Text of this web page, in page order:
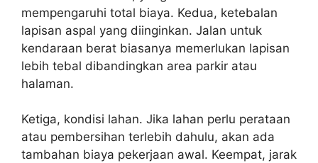
mempengaruhi total biaya. Kedua, ketebalan
lapisan aspal yang diinginkan. Jalan untuk
kendaraan berat biasanya memerlukan lapisan
lebih tebal dibandingkan area parkir atau
halaman.
Ketiga, kondisi lahan. Jika lahan perlu perataan
atau pembersihan terlebih dahulu, akan ada
tambahan biaya pekerjaan awal. Keempat, jarak